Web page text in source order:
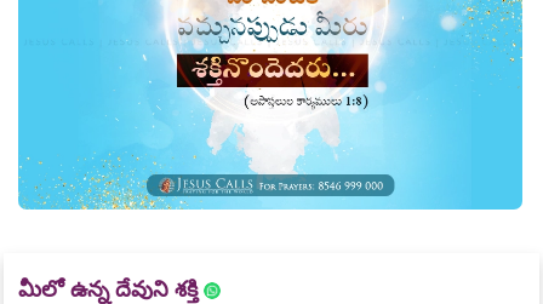
మీలో ఉన్న దేవుని శక్తి